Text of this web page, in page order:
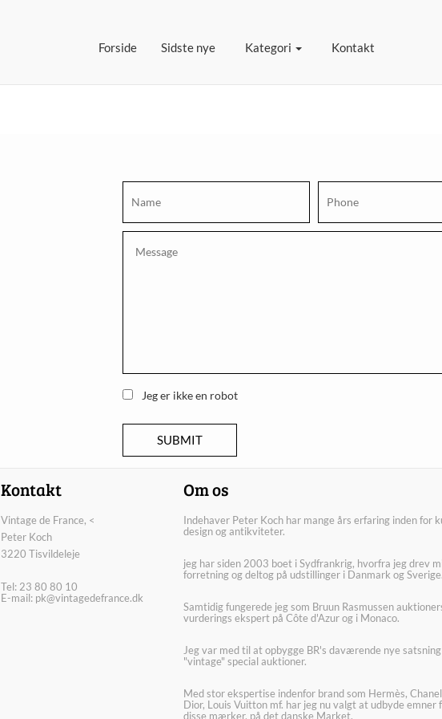
Forside(current)Sidste nye Kategori Kontakt
Jeg er ikke en robot
Kontakt
Vintage de France, <
Peter Koch
3220 Tisvildeleje
Tel: 23 80 80 10
E-mail: pk@vintagedefrance.dk
Om os
Indehaver Peter Koch har mange års erfaring inden for
design og antikviteter.
jeg har siden 2003 boet i Sydfrankrig, hvorfra jeg drev
forretning og deltog på udstillinger i Danmark og Sverige.
Samtidig fungerede jeg som Bruun Rasmussen
vurderings ekspert på Côte d'Azur og i Monaco.
Jeg var med til at opbygge BR's daværende nye satsning
"vintage" special auktioner.
Med stor ekspertise indenfor brand som Hermès,
Dior, Louis Vuitton mf. har jeg nu valgt at udbyde emner
disse mærker, på det danske Market.